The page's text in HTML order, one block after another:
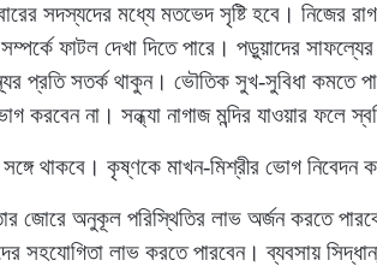
সদস্যদের মধ্যে মতভেদ সৃষ্টি হবে। নিজের রাগ
ফাটল দেখা দিতে পারে। পড়ুয়াদের
প্রতি সতর্ক থাকুন। ভৌতিক সুখ-সুবিধা কমতে
করবেন না। সন্ধ্যা নাগাজ মন্দির যাওয়ার ফলে
থাকবে। কৃষ্ণকে মাখন-মিশ্রীর ভোগ নিবেদন
জোরে অনুকূল পরিস্থিতির লাভ অর্জন করতে
সহযোগিতা লাভ করতে পারবেন। ব্যবসায়